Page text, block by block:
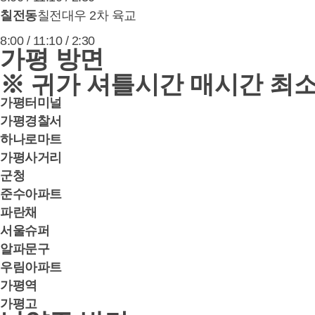
칠전동칠전대우 2차 육교
8:00 / 11:10 / 2:30
가평 방면
※ 귀가 셔틀시간 매시간 최
가평터미널
가평경찰서
하나로마트
가평사거리
군청
준수아파트
파란채
서울슈퍼
알파문구
우림아파트
가평역
가평고